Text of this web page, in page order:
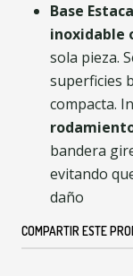
Base
inoxidable
sola pieza.
superficies
compacta.
bandera
evitando
daño
COMPARTIR ESTE